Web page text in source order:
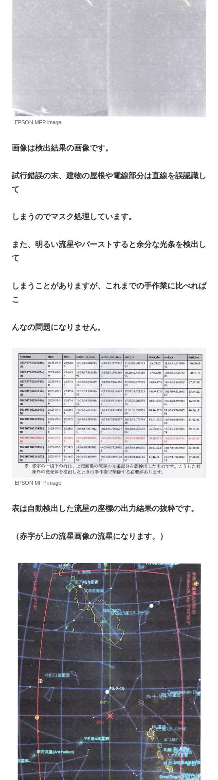
EPSON MFP image
画像は検出結果の画像です。
試行錯誤の末、建物の屋根や電線部分は直線を誤認識し
て
しまうのでマスク処理しています。
また、明るい流星やバーストすると余分な光条を検出し
て
しまうことがありますが、これまでの手作業に比べれば
こ
んなの問題になりません。
EPSON MFP image
表は自動検出した流星の座標の出力結果の抜粋です。
（赤字が上の流星画像の流星になります。）